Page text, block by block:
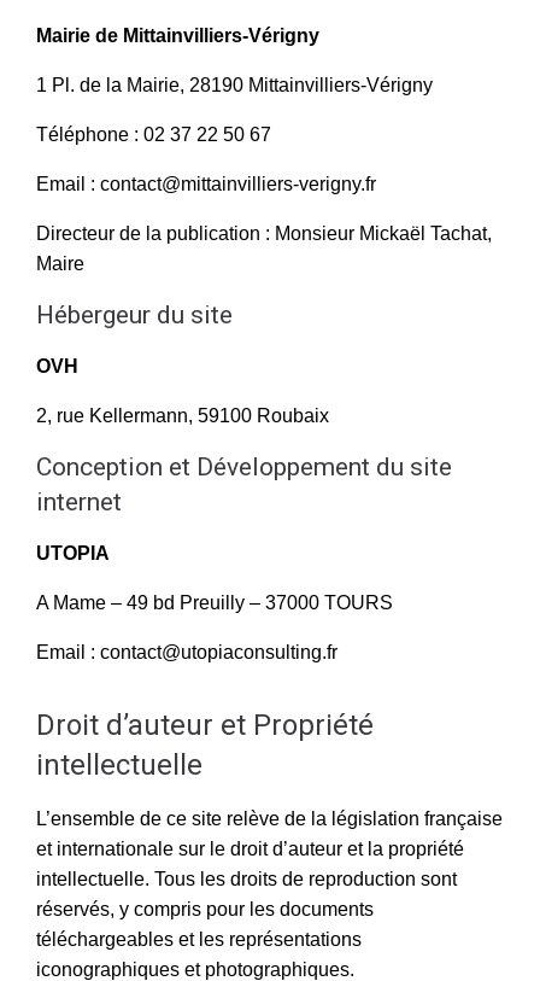
Mairie de Mittainvilliers-Vérigny
1 Pl. de la Mairie, 28190 Mittainvilliers-Vérigny
Téléphone : 02 37 22 50 67
Email : contact@mittainvilliers-verigny.fr
Directeur de la publication : Monsieur Mickaël Tachat,
Maire
Hébergeur du site
OVH
2, rue Kellermann, 59100 Roubaix
Conception et Développement du site
internet
UTOPIA
A Mame – 49 bd Preuilly – 37000 TOURS
Email : contact@utopiaconsulting.fr
Droit d’auteur et Propriété
intellectuelle
L’ensemble de ce site relève de la législation française
et internationale sur le droit d’auteur et la propriété
intellectuelle. Tous les droits de reproduction sont
réservés, y compris pour les documents
téléchargeables et les représentations
iconographiques et photographiques.